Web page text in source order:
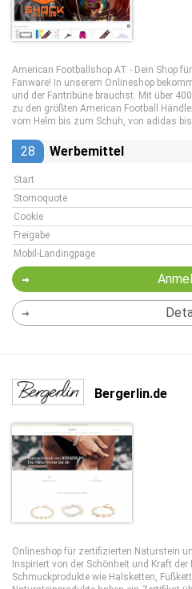
American Footballshop AT - Dein Shop
Fanware! In unserem Onlineshop
und der Fantribüne brauchst. Mit über
zu den größten American Football
vom Helm bis zum Schuh, von adidas
28 Werbemittel
Start
Stornoquote
Cookie
Freigabe
Mobil-Landingpage
Bergerlin.de
Onlineshop für zertifizierten Naturstein
Inspiriert von der Schönheit und Kraft der
Schmuckprodukte wie Halsketten,